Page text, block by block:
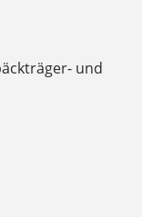
und